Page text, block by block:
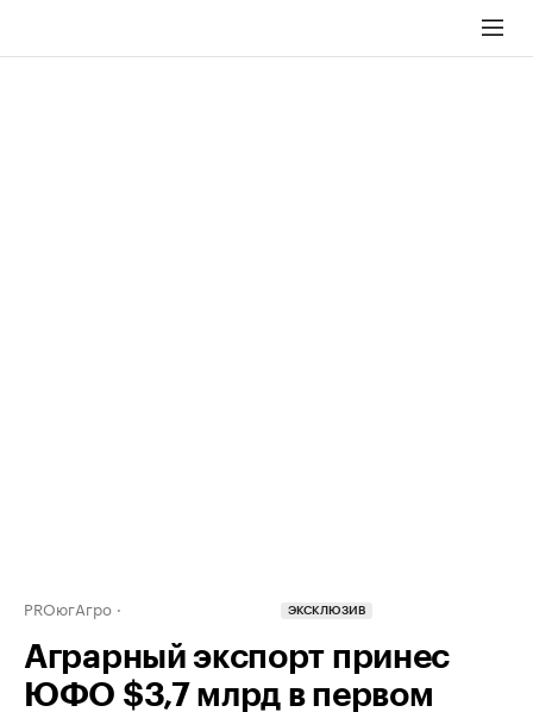
PROюгАгро ЭКСКЛЮЗИВ
Аграрный экспорт принес
ЮФО $3,7 млрд в первом